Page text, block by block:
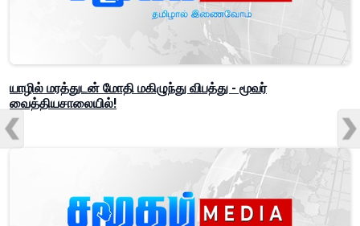
யாழில் மரத்துடன் மோதி மகிழுந்து விபத்து - மூவர்
வைத்தியசாலையில்!